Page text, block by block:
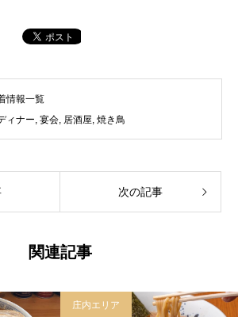
情報一覧
ィナー, 宴会, 居酒屋, 焼き鳥
次の記事
関連記事
庄内エリア